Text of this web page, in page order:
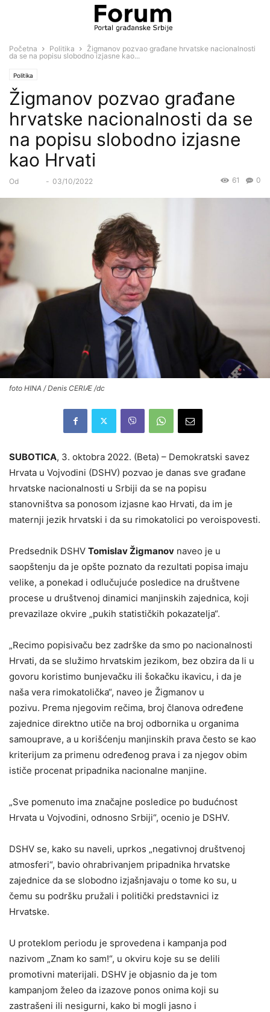
Početna Politika
Žigmanov pozvao građane hrvatske nacionalnosti
da se na popisu slobodno izjasne kao...
Politika
Žigmanov pozvao građane
hrvatske nacionalnosti da se
na popisu slobodno izjasne
kao Hrvati
Od - 03/10/2022 0
61
foto HINA / Denis CERIÆ /dc
SUBOTICA, 3. oktobra 2022. (Beta) – Demokratski savez
Hrvata u Vojvodini (DSHV) pozvao je danas sve građane
hrvatske nacionalnosti u Srbiji da se na popisu
stanovništva sa ponosom izjasne kao Hrvati, da im je
maternji jezik hrvatski i da su rimokatolici po veroispovesti.
Predsednik DSHV Tomislav Žigmanov naveo je u
saopštenju da je opšte poznato da rezultati popisa imaju
velike, a ponekad i odlučujuće posledice na društvene
procese u društvenoj dinamici manjinskih zajednica, koji
prevazilaze okvire „pukih statističkih pokazatelja“.
„Recimo popisivaču bez zadrške da smo po nacionalnosti
Hrvati, da se služimo hrvatskim jezikom, bez obzira da li u
govoru koristimo bunjevačku ili šokačku ikavicu, i da je
naša vera rimokatolička“, naveo je Žigmanov u
pozivu. Prema njegovim rečima, broj članova određene
zajednice direktno utiče na broj odbornika u organima
samouprave, a u korišćenju manjinskih prava često se kao
kriterijum za primenu određenog prava i za njegov obim
ističe procenat pripadnika nacionalne manjine.
„Sve pomenuto ima značajne posledice po budućnost
Hrvata u Vojvodini, odnosno Srbiji“, ocenio je DSHV.
DSHV se, kako su naveli, uprkos „negativnoj društvenoj
atmosferi“, bavio ohrabrivanjem pripadnika hrvatske
zajednice da se slobodno izjašnjavaju o tome ko su, u
čemu su podršku pružali i politički predstavnici iz
Hrvatske.
U proteklom periodu je sprovedena i kampanja pod
nazivom „Znam ko sam!“, u okviru koje su se delili
promotivni materijali. DSHV je objasnio da je tom
kampanjom želeo da izazove ponos onima koji su
zastrašeni ili nesigurni, kako bi mogli jasno i